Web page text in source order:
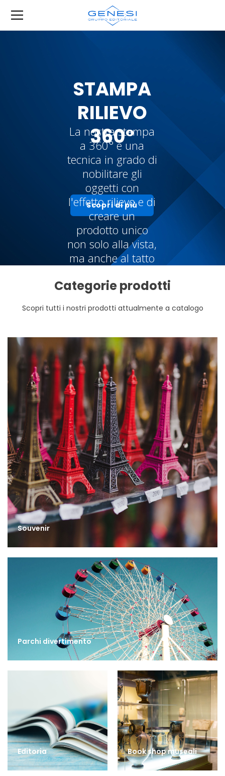
STAMPA
RILIEVO
360°
Scopri di più
La nostra stampa
a 360° è una
tecnica in grado di
nobilitare gli
oggetti con
l'effetto rilievo e di
creare un
prodotto unico
non solo alla vista,
ma anche al tatto
Categorie prodotti
Scopri tutti i nostri prodotti attualmente a catalogo
Souvenir
Parchi divertimento
Editoria Book shop museali